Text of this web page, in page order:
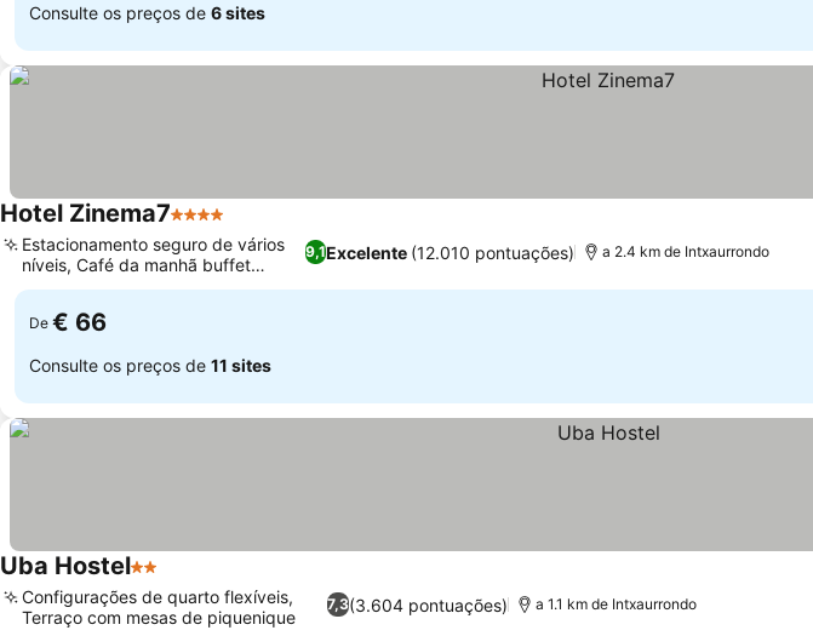
Consulte os preços de 6 sites
Hotel Zinema74 Estrelas
9,1Excelente (12.010 pontuações)
Estacionamento seguro de vários
níveis, Café da manhã buffet
gourmet
a 2.4 km de Intxaurrondo
De € 66
Consulte os preços de 11 sites
Uba Hostel2 Estrelas
7,3(3.604 pontuações)
Configurações de quarto flexíveis,
Terraço com mesas de piquenique
a 1.1 km de Intxaurrondo